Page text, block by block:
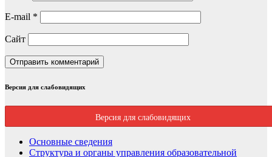
E-mail *
Сайт
Версия для слабовидящих
Версия для слабовидящих
Основные сведения
Структура и органы управления образовательной